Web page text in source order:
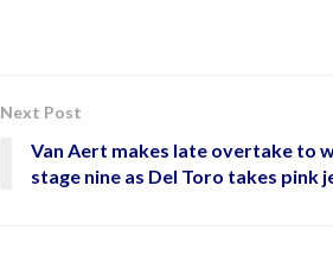
Next Post
Van Aert makes late overtake to
stage nine as Del Toro takes pink